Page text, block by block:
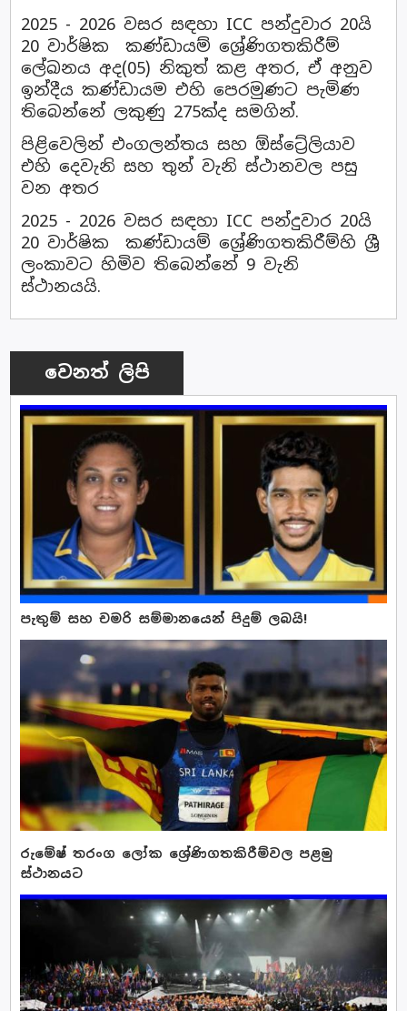
2025 - 2026 වසර සඳහා ICC පන්දුවාර 20යි
20 වාර්ෂික කණ්ඩායම් ශ්‍රේණිගතකිරීම්
ලේඛනය අද(05) නිකුත් කළ අතර, ඒ අනුව
ඉන්දීය කණ්ඩායම එහි පෙරමුණට පැමිණ
තිබෙන්නේ ලකුණු 275ක්ද සමගින්.
පිළිවෙලින් එංගලන්තය සහ ඕස්ට්‍රේලියාව
එහි දෙවැනි සහ තුන් වැනි ස්ථානවල පසු
වන අතර
2025 - 2026 වසර සඳහා ICC පන්දුවාර 20යි
20 වාර්ෂික කණ්ඩායම් ශ්‍රේණිගතකිරීම්හි ශ්‍රී
ලංකාවට හිමිව තිබෙන්නේ 9 වැනි
ස්ථානයයි.
වෙනත් ලිපි
පැතුම් සහ චමරි සම්මානයෙන් පිදුම් ලබයි!
රුමේෂ් තරංග ලෝක ශ්‍රේණිගතකිරීම්වල පළමු
ස්ථානයට